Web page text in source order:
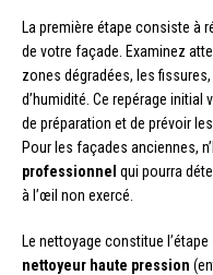
La première étape consiste à
de votre façade. Examinez
zones dégradées, les
d’humidité. Ce repérage initial
de préparation et de prévoir
Pour les façades anciennes,
professionnel qui pourra
à l’œil non exercé.
Le nettoyage constitue
nettoyeur haute pression